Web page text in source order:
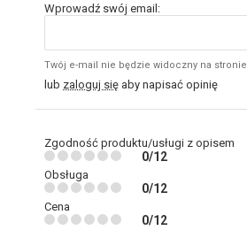
Wprowadź swój email:
Twój e-mail nie będzie widoczny na stronie
lub zaloguj się aby napisać opinię
Zgodność produktu/usługi z opisem
0/12
Obsługa
0/12
Cena
0/12